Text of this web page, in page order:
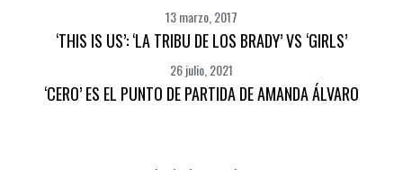
13 marzo, 2017
‘THIS IS US’: ‘LA TRIBU DE LOS BRADY’ VS ‘GIRLS’
26 julio, 2021
‘CERO’ ES EL PUNTO DE PARTIDA DE AMANDA ÁLVARO